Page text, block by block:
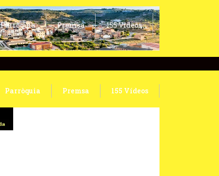
Parròquia Premsa 155 Vídeos
Parròquia Premsa 155 Vídeos